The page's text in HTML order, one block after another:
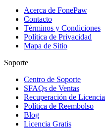
Acerca de FonePaw
Contacto
Términos y Condiciones
Política de Privacidad
Mapa de Sitio
Soporte
Centro de Soporte
SFAQs de Ventas
Recuperación de Licencia
Política de Reembolso
Blog
Licencia Gratis